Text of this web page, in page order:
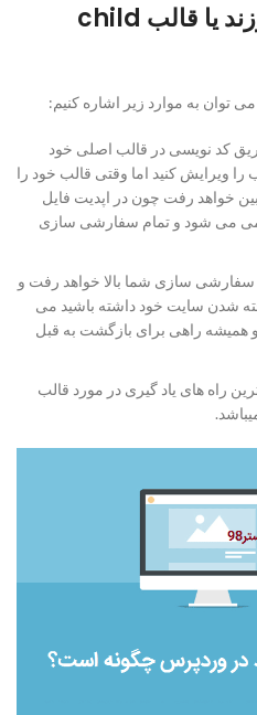
چرا باید از یک قالب فرزند یا قالب child
می توان به موارد زیر اشاره کنیم:
کد نویسی در قالب اصلی خود
را ویرایش کنید اما وقتی قالب خود را
خواهد رفت چون در اپدیت فایل
می شود و تمام سفارشی سازی
سفارشی سازی شما بالا خواهد رفت و
شدن سایت خود داشته باشید می
و همیشه راهی برای بازگشت به قبل
راه های یاد گیری در مورد قالب